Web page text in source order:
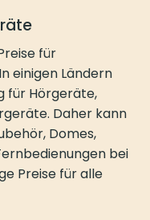
für
einigen Ländern
für Hörgeräte,
Daher kann
Domes,
bei
Preise für alle